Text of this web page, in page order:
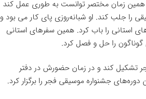
زمان مختصر توانست به طوری عمل کند
را جلب کند. او شبانه‌روزی پای کار می بود و
استانی را باب کرد. همین سفرهای استانی
را حل و فصل کرد.
تشکیل کند و در زمان حضورش در دفتر
جشنواره موسیقی فجر را برگزار کرد.